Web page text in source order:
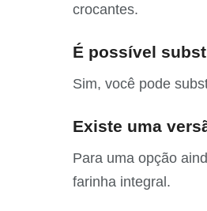
crocantes.
É possível
Sim, você pode
Existe uma
Para uma opção
farinha integral.